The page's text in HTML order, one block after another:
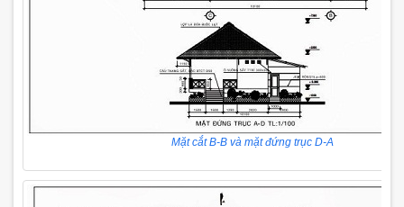
Mặt cắt B-B và mặt đứng trục D-A